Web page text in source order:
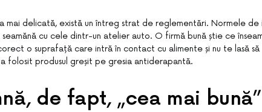
mai delicată, există un întreg strat de reglementări. Normele de
cu cele dintr-un atelier auto. O firmă bună știe ce
o suprafață care intră în contact cu alimente și nu te lasă să
folosit produsul greșit pe gresia antiderapantă.
de fapt, „cea mai bună”